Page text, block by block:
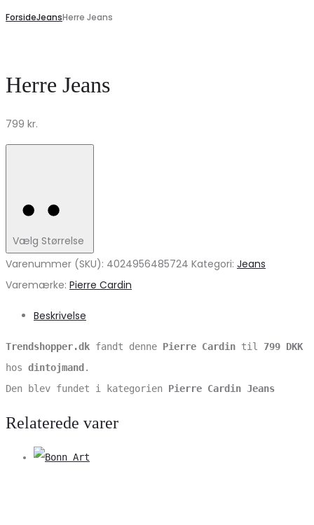
ForsideJeansHerre Jeans
Herre Jeans
799 kr.
Vælg Størrelse
Varenummer (SKU): 4024956485724 Kategori: Jeans
Varemærke: Pierre Cardin
Beskrivelse
Trendshopper.dk fandt denne Pierre Cardin til 799 DKK
hos dintojmand .
Den blev fundet i kategorien Pierre Cardin Jeans
Relaterede varer